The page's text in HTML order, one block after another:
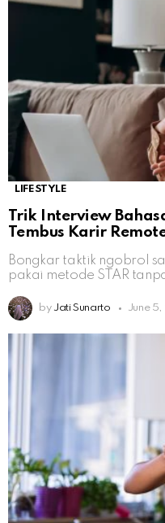
LIFESTYLE
Trik Interview
Tembus Karir
Bongkar taktik ngobrol
pakai metode STAR
by Jati Sunarto June